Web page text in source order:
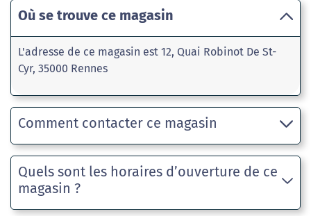
Où se trouve ce magasin
L'adresse de ce magasin est 12, Quai Robinot De St-
Cyr, 35000 Rennes
Comment contacter ce magasin
Quels sont les horaires d’ouverture de ce
magasin ?